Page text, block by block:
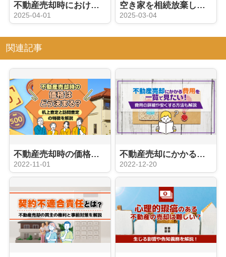
不動産売却時における契約不適合責任とは？瑕疵担保責任との違いも解説
2025-04-01
空き家を相続放棄したら管理責任は残る？空き家を手放す方法も解説
2025-03-04
関連記事
不動産売却時の価格はどう決まる？机上査定と訪問査定の特徴を解説
2022-11-01
不動産売却にかかる費用を一覧で見たい！費用の詳細や安くする方法も解説
2022-12-20